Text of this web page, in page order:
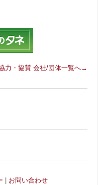
力・協賛 会社/団体一覧へ→
お問い合わせ